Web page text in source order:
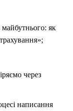
майбутнього: як
через
написання